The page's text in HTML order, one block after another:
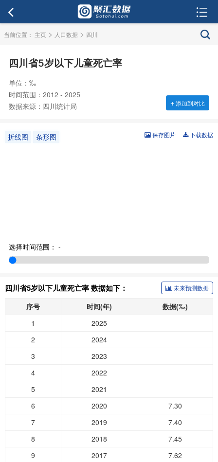
当前位置： 主页 > 人口数据 > 四川
四川省5岁以下儿童死亡率
单位：‰
时间范围：2012 - 2025
数据来源：四川统计局
+添加到对比
折线图 条形图 下载数据
保存图片
选择时间范围： -
四川省5岁以下儿童死亡率 数据如下： 未来预测数据
序号 时间(年)
数据(‰)
1
2025
2
2024
3
2023
4
2022
5
2021
6
2020
7.30
7
2019
7.40
8
2018
7.45
9
2017
7.62